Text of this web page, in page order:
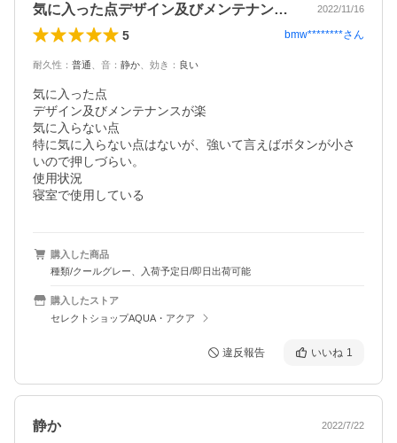
気に入った点デザイン及びメンテナンスが… 2022/11/16
5 bmw********さん
耐久性 ： 普通 音 ： 静か 効き ： 良い
気に入った点
デザイン及びメンテナンスが楽
気に入らない点
特に気に入らない点はないが、強いて言えばボタンが小さ
いので押しづらい。
使用状況
寝室で使用している
購入した商品
種類/クールグレー、入荷予定日/即日出荷可能
購入したストア
セレクトショップAQUA・アクア
違反報告 いいね 1
静か 2022/7/22